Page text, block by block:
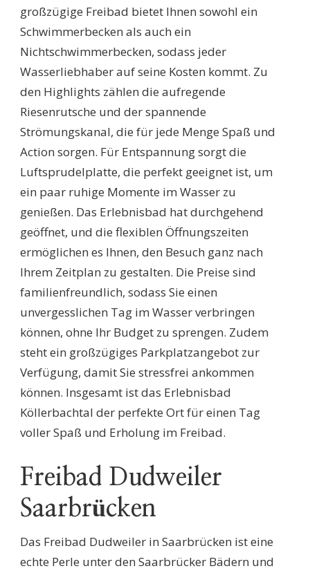
großzügige Freibad bietet Ihnen sowohl ein
Schwimmerbecken als auch ein
Nichtschwimmerbecken, sodass jeder
Wasserliebhaber auf seine Kosten kommt. Zu
den Highlights zählen die aufregende
Riesenrutsche und der spannende
Strömungskanal, die für jede Menge Spaß und
Action sorgen. Für Entspannung sorgt die
Luftsprudelplatte, die perfekt geeignet ist, um
ein paar ruhige Momente im Wasser zu
genießen. Das Erlebnisbad hat durchgehend
geöffnet, und die flexiblen Öffnungszeiten
ermöglichen es Ihnen, den Besuch ganz nach
Ihrem Zeitplan zu gestalten. Die Preise sind
familienfreundlich, sodass Sie einen
unvergesslichen Tag im Wasser verbringen
können, ohne Ihr Budget zu sprengen. Zudem
steht ein großzügiges Parkplatzangebot zur
Verfügung, damit Sie stressfrei ankommen
können. Insgesamt ist das Erlebnisbad
Köllerbachtal der perfekte Ort für einen Tag
voller Spaß und Erholung im Freibad.
Freibad Dudweiler
Saarbrücken
Das Freibad Dudweiler in Saarbrücken ist eine
echte Perle unter den Saarbrücker Bädern und